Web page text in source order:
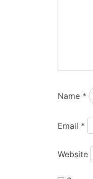
Name *
Email *
Website